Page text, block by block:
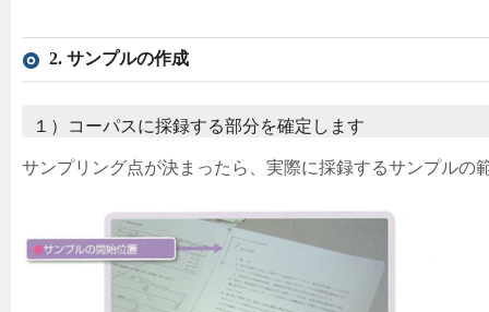
2. サンプルの作成
１）コーパスに採録する部分を確定します
サンプリング点が決まったら、実際に採録するサンプルの